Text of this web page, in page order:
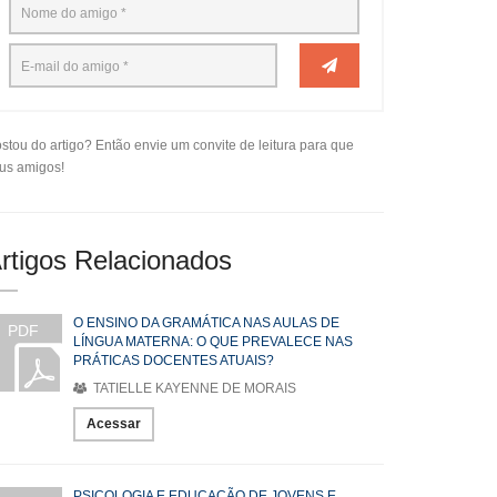
do artigo? Então envie um convite de leitura para que
amigos!
Relacionados
PDF
O ENSINO DA GRAMÁTICA NAS AULAS DE
LÍNGUA MATERNA: O QUE PREVALECE NAS
PRÁTICAS DOCENTES ATUAIS?
TATIELLE KAYENNE DE MORAIS
Acessar